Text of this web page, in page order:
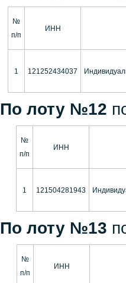
№
п/п
ИНН
1 121252434037
По лоту №12
№
п/п
ИНН
1 121504281943
По лоту №13
№
п/п
ИНН